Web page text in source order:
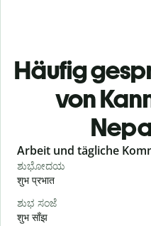
Häufig
von
Slide 1 of 6
Arbeit und tägliche
ಶುಭೋದಯ
शुभ प्रभात
ಶುಭ ಸಂಜೆ
शुभ साँझ